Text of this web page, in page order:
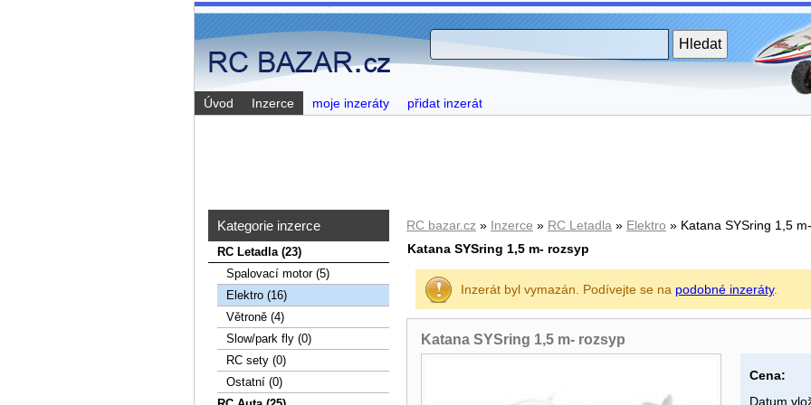
Katana SYSring 1,5 m- rozsyp
Inzerát byl vymazán. Podívejte se na podobné inzeráty.
Katana SYSring 1,5 m- rozsyp
Cena:
Datum
RC bazar.cz » Inzerce » RC Letadla » Elektro » Katana SYSring 1,5
Kategorie inzerce
RC Letadla (23)
Spalovací­ motor (5)
Elektro (16)
Větroně (4)
Slow/park fly (0)
RC sety (0)
Ostatní (0)
Úvod Inzerce moje inzeráty přidat inzerát